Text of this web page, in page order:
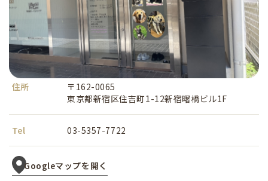
住所
〒162-0065
東京都新宿区住吉町1-12新宿曙橋ビル1F
Tel 03-5357-7722
Googleマップを開く